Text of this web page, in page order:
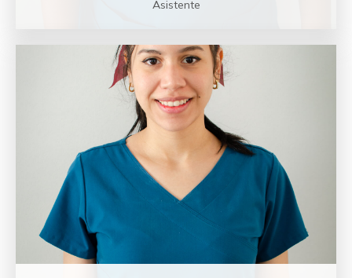
Asistente